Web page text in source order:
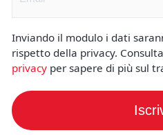
Inviando il modulo i dati
rispetto della privacy.
privacy per sapere di più sul